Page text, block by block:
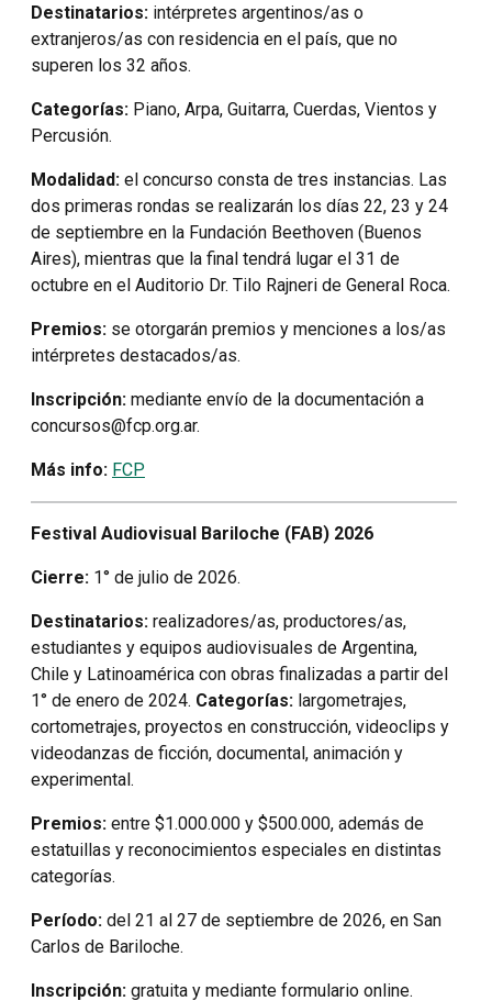
Destinatarios: intérpretes argentinos/as o
extranjeros/as con residencia en el país, que no
superen los 32 años.
Categorías: Piano, Arpa, Guitarra, Cuerdas, Vientos y
Percusión.
Modalidad: el concurso consta de tres instancias. Las
dos primeras rondas se realizarán los días 22, 23 y 24
de septiembre en la Fundación Beethoven (Buenos
Aires), mientras que la final tendrá lugar el 31 de
octubre en el Auditorio Dr. Tilo Rajneri de General Roca.
Premios: se otorgarán premios y menciones a los/as
intérpretes destacados/as.
Inscripción: mediante envío de la documentación a
concursos@fcp.org.ar.
Más info: FCP
Festival Audiovisual Bariloche (FAB) 2026
Cierre: 1° de julio de 2026.
Destinatarios: realizadores/as, productores/as,
estudiantes y equipos audiovisuales de Argentina,
Chile y Latinoamérica con obras finalizadas a partir del
1° de enero de 2024. Categorías: largometrajes,
cortometrajes, proyectos en construcción, videoclips y
videodanzas de ficción, documental, animación y
experimental.
Premios: entre $1.000.000 y $500.000, además de
estatuillas y reconocimientos especiales en distintas
categorías.
Período: del 21 al 27 de septiembre de 2026, en San
Carlos de Bariloche.
Inscripción: gratuita y mediante formulario online.